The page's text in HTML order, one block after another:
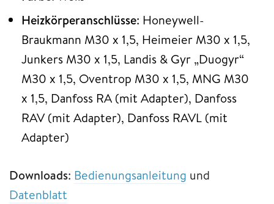
Heizkörperanschlüsse: Honeywell-
Braukmann M30 x 1,5, Heimeier M30 x 1,5,
Junkers M30 x 1,5, Landis & Gyr „Duogyr“
M30 x 1,5, Oventrop M30 x 1,5, MNG M30
x 1,5, Danfoss RA (mit Adapter), Danfoss
RAV (mit Adapter), Danfoss RAVL (mit
Adapter)
Downloads: Bedienungsanleitung und
Datenblatt